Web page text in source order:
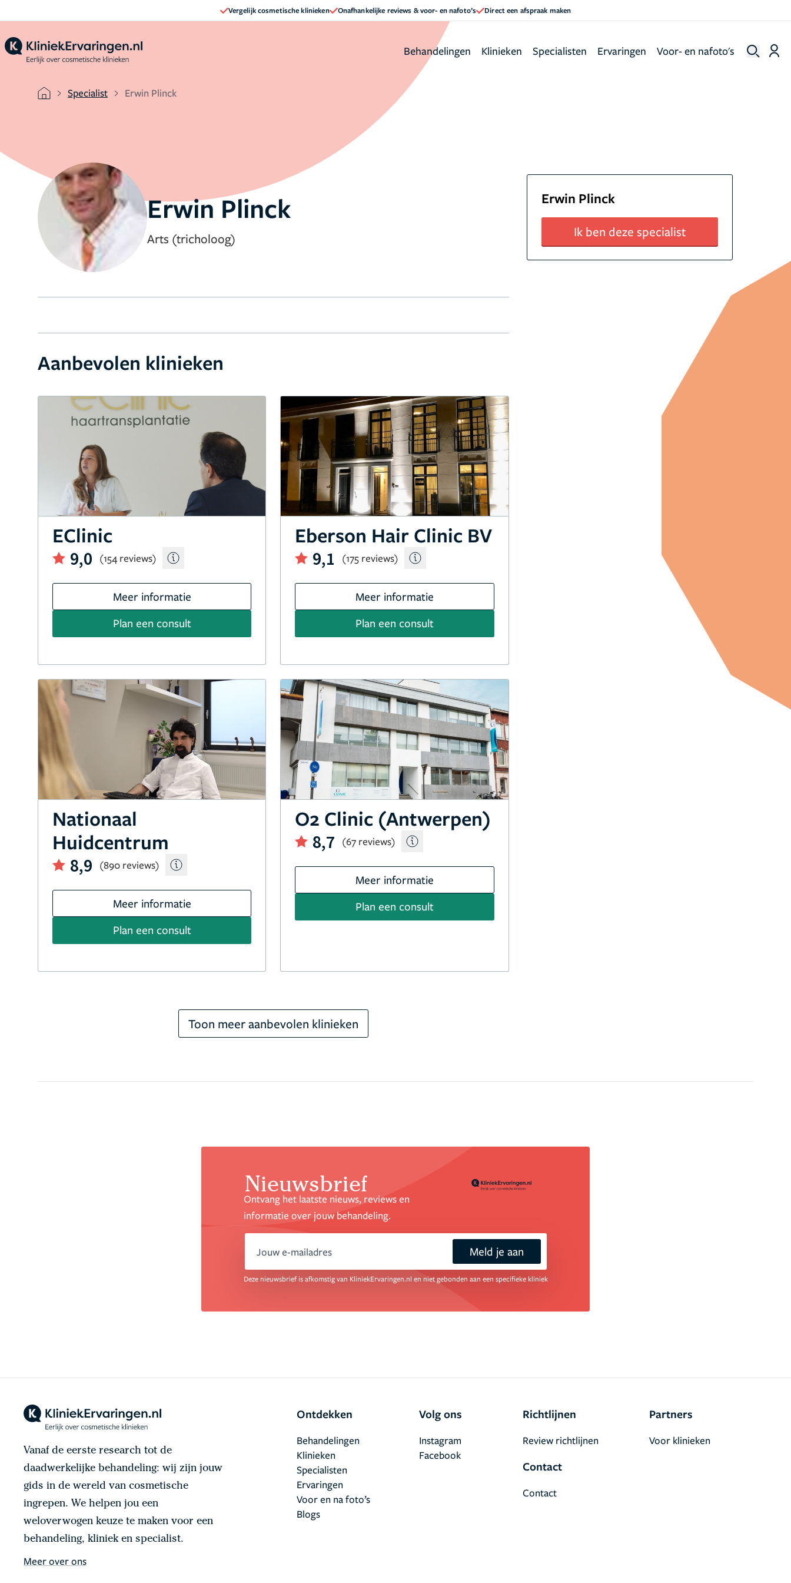
Vergelijk cosmetische klinieken Onafhankelijke reviews & voor- en nafoto’s Direct een afspraak maken
Behandelingen Klinieken Specialisten Ervaringen Voor- en nafoto's
Specialist Erwin Plinck
Erwin Plinck
Arts (tricholoog)
Erwin Plinck
Ik ben deze specialist
Aanbevolen klinieken
EClinic
9,0 (154 reviews)
Meer informatie
Plan een consult
Eberson Hair Clinic BV
9,1 (175 reviews)
Meer informatie
Plan een consult
Nationaal
Huidcentrum
8,9 (890 reviews)
Meer informatie
Plan een consult
O2 Clinic (Antwerpen)
8,7 (67 reviews)
Meer informatie
Plan een consult
Toon meer aanbevolen klinieken
Nieuwsbrief
Ontvang het laatste nieuws, reviews en
informatie over jouw behandeling.
email Meld je aan
Deze nieuwsbrief is afkomstig van KliniekErvaringen.nl en niet gebonden aan een specifieke kliniek
Vanaf de eerste research tot de
daadwerkelijke behandeling: wij zijn jouw
gids in de wereld van cosmetische
ingrepen. We helpen jou een
weloverwogen keuze te maken voor een
behandeling, kliniek en specialist.
Meer over ons
Ontdekken
Behandelingen
Klinieken
Specialisten
Ervaringen
Voor en na foto’s
Blogs
Volg ons
Facebook
Instagram
Richtlijnen
Review richtlijnen
Contact
Contact
Partners
Voor klinieken